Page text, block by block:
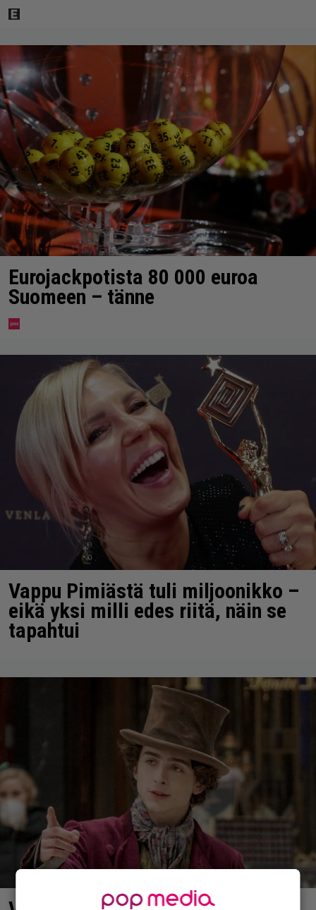
Eurojackpotista 80 000 euroa
Suomeen – tänne
Vappu Pimiästä tuli miljoonikko –
eikä yksi milli edes riitä, näin se
tapahtui